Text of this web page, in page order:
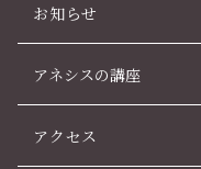
お知らせ
アネシスの講座
アクセス